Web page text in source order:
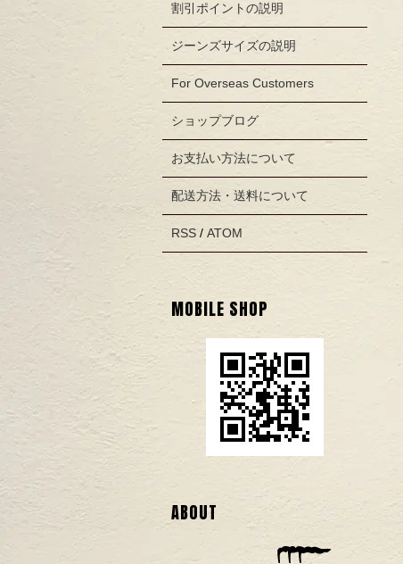
割引ポイントの説明
ジーンズサイズの説明
For Overseas Customers
ショップブログ
お支払い方法について
配送方法・送料について
RSS / ATOM
MOBILE SHOP
ABOUT